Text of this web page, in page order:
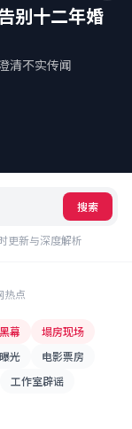
女方身份曝
同框照流出
别十二年婚
清不实传闻
成员疑似不
大战
问题
众愤怒声讨
搜索
更新与深度解析
热点
幕
塌房现场
光
电影票房
工作室辟谣